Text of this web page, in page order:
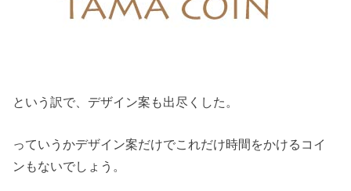
という訳で、デザイン案も出尽くした。
っていうかデザイン案だけでこれだけ時間をかけるコイ
ンもないでしょう。